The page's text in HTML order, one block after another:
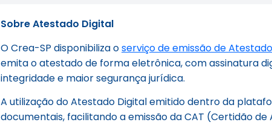
Sobre Atestado Digital
O Crea-SP disponibiliza oserviço de emissão de
emita o atestado de forma eletrônica, com assinatura
integridade e maior segurança jurídica.
A utilização do Atestado Digital emitido dentro da
documentais, facilitando a emissão da CAT (Certidão de